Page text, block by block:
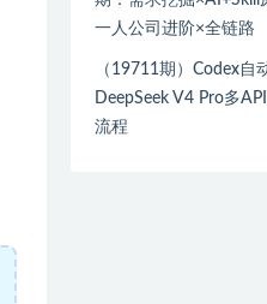
一人公司进阶×全链路
（19711期）Codex自
DeepSeek V4 Pro多
流程